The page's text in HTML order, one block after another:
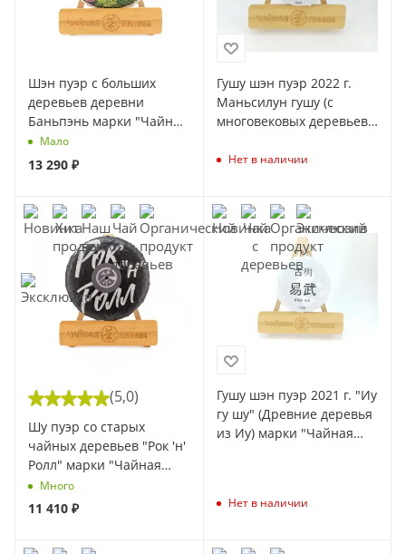
Шэн пуэр с больших
деревьев деревни
Баньпэнь марки "Чайная
Линия" 200 г (Весна 2026)
Мало
13 290 ₽
Гушу шэн пуэр 2022 г.
Маньсилун гушу (с
многовековых деревьев
"Чайная Линия" 100 г
Нет в наличии
(5,0)
Шу пуэр со старых
чайных деревьев "Рок 'н'
Ролл" марки "Чайная
Линия" 200 г (Весна 2025)
(1 шт)
Много
11 410 ₽
Гушу шэн пуэр 2021 г. "Иу
гу шу" (Древние деревья
из Иу) марки "Чайная
Нет в наличии